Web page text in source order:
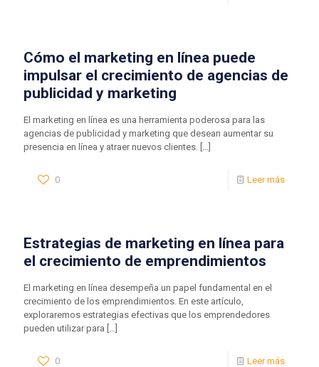
Cómo el marketing en línea puede
impulsar el crecimiento de agencias de
publicidad y marketing
El marketing en línea es una herramienta poderosa para las
agencias de publicidad y marketing que desean aumentar su
presencia en línea y atraer nuevos clientes. […]
0 Leer más
Estrategias de marketing en línea para
el crecimiento de emprendimientos
El marketing en línea desempeña un papel fundamental en el
crecimiento de los emprendimientos. En este artículo,
exploraremos estrategias efectivas que los emprendedores
pueden utilizar para […]
0 Leer más